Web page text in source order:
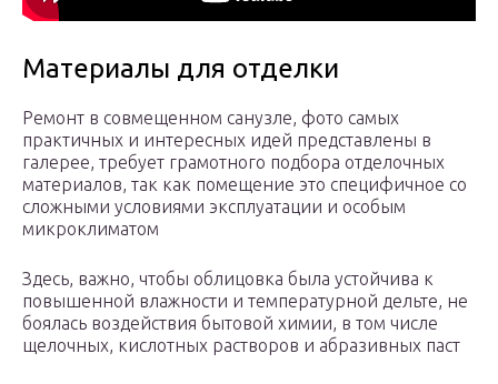
Материалы для отделки
Ремонт в совмещенном санузле, фото самых
практичных и интересных идей представлены в
галерее, требует грамотного подбора отделочных
материалов, так как помещение это специфичное со
сложными условиями эксплуатации и особым
микроклиматом
Здесь, важно, чтобы облицовка была устойчива к
повышенной влажности и температурной дельте, не
боялась воздействия бытовой химии, в том числе
щелочных, кислотных растворов и абразивных паст